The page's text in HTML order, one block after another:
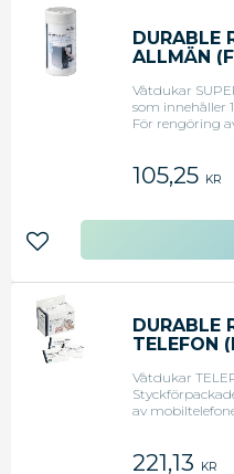
DURABLE
ALLMÄN
Våtdukar
som innehåller
För rengöring
alkoholfria och
105,25 KR
Lägg till i favoriter
DURABLE
TELEFON
Våtdukar
av
221,13 KR